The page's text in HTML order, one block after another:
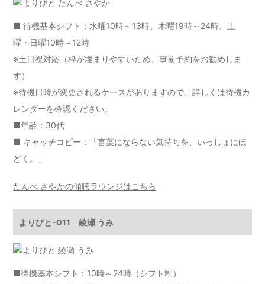
■ 待機基本シフト：水曜10時～13時、木曜19時～24時、土
曜・日曜10時～12時
※土日祝対応（枠が埋まりやすいため、事前予約をお勧めしま
す）
※待機日時が変更されるケースがありますので、詳しくは待機カ
レンダーを確認ください。
■年齢：30代
■ キャッチコピー：「言葉にならない気持ちを、いっしょにほ
どく。」
たんべ さやかの傾聴ラウンジはこちら
よりびと-011 綾瀬 うみ
■待機基本シフト：10時～24時（シフト制）